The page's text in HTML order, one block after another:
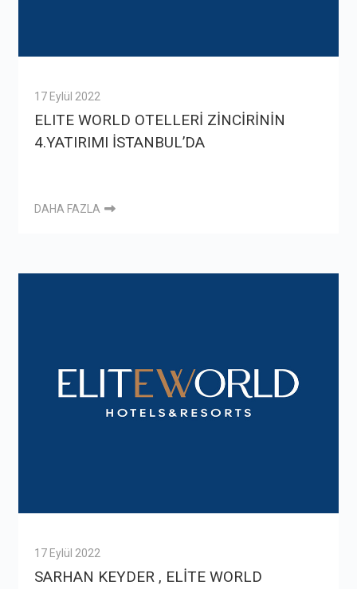
17 Eylül 2022
ELITE WORLD OTELLERİ ZİNCİRİNİN
4.YATIRIMI İSTANBUL’DA
DAHA FAZLA
17 Eylül 2022
SARHAN KEYDER , ELİTE WORLD